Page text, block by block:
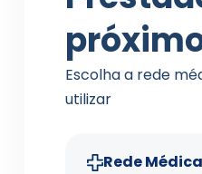
Escolha a rede
utilizar
Rede Médica